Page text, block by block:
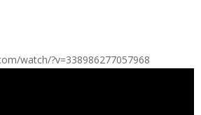
watch/?v=338986277057968